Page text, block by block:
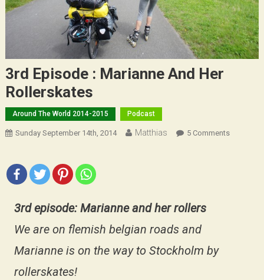
3rd Episode : Marianne And Her
Rollerskates
Around The World 2014-2015 Podcast
Sunday September 14th, 2014 Matthias 5 CommentsOn
3rd episode: Marianne and her rollers
We are on flemish belgian roads and
Marianne is on the way to Stockholm by
rollerskates!